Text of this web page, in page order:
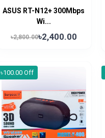
ASUS RT-N12+ 300Mbps
Wi...
৳2,800.00৳2,400.00
৳100.00 Off